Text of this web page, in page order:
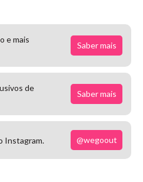
e mais
Saber mais
de
Saber mais
Instagram. @wegoout